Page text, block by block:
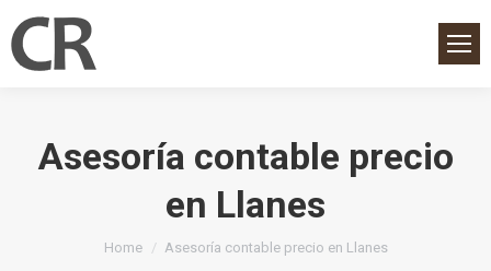
Asesoría contable precio
en Llanes
You are here:
Home Asesoría contable precio en Llanes